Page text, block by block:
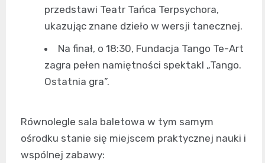
przedstawi Teatr Tańca Terpsychora,
ukazując znane dzieło w wersji tanecznej.
Na finał, o 18:30, Fundacja Tango Te-Art
zagra pełen namiętności spektakl „Tango.
Ostatnia gra”.
Równolegle sala baletowa w tym samym
ośrodku stanie się miejscem praktycznej nauki i
wspólnej zabawy: